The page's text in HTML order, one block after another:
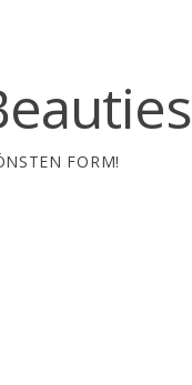
FORM!